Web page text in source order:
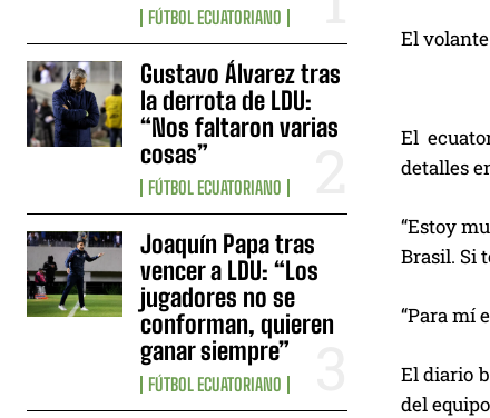
FÚTBOL ECUATORIANO
Gustavo Álvarez tras
la derrota de LDU:
“Nos faltaron varias
cosas”
FÚTBOL ECUATORIANO
Joaquín Papa tras
vencer a LDU: “Los
jugadores no se
conforman, quieren
ganar siempre”
FÚTBOL ECUATORIANO
El
El
detalles
“Estoy
Brasil. Si
“Para mí
El diario
del